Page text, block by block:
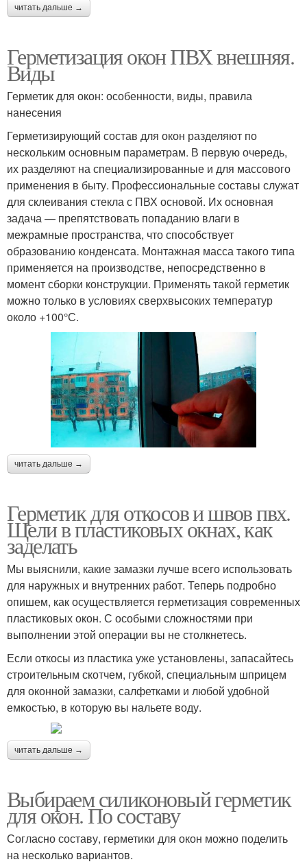
читать дальше →
Герметизация окон ПВХ внешняя.
Виды
Герметик для окон: особенности, виды, правила
нанесения
Герметизирующий состав для окон разделяют по
нескольким основным параметрам. В первую очередь,
их разделяют на специализированные и для массового
применения в быту. Профессиональные составы служат
для склеивания стекла с ПВХ основой. Их основная
задача — препятствовать попаданию влаги в
межрамные пространства, что способствует
образованию конденсата. Монтажная масса такого типа
применяется на производстве, непосредственно в
момент сборки конструкции. Применять такой герметик
можно только в условиях сверхвысоких температур
около +100°С.
читать дальше →
Герметик для откосов и швов пвх.
Щели в пластиковых окнах, как
заделать
Мы выяснили, какие замазки лучше всего использовать
для наружных и внутренних работ. Теперь подробно
опишем, как осуществляется герметизация современных
пластиковых окон. С особыми сложностями при
выполнении этой операции вы не столкнетесь.
Если откосы из пластика уже установлены, запасайтесь
строительным скотчем, губкой, специальным шприцем
для оконной замазки, салфетками и любой удобной
емкостью, в которую вы нальете воду.
читать дальше →
Выбираем силиконовый герметик
для окон. По составу
Согласно составу, герметики для окон можно поделить
на несколько вариантов.